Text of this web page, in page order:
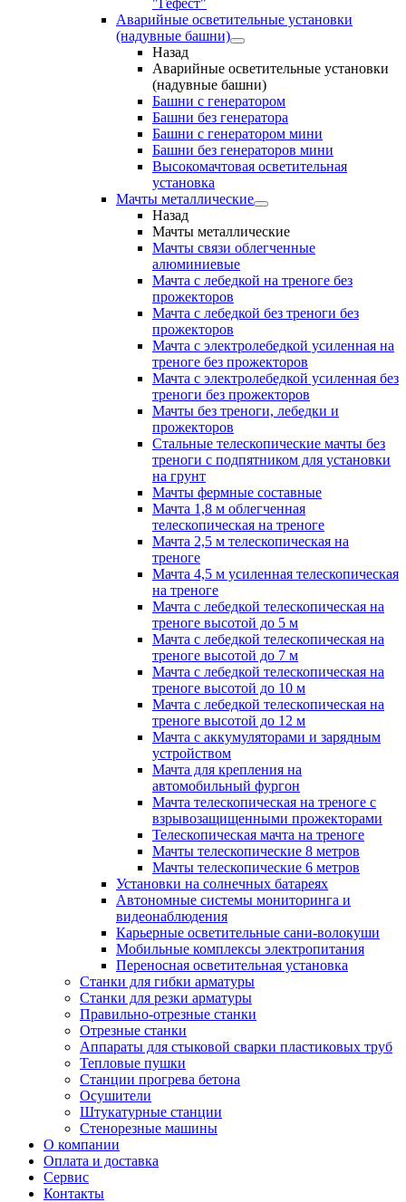
"Гефест"
Аварийные осветительные установки
(надувные башни)
Назад
Аварийные осветительные установки
(надувные башни)
Башни с генератором
Башни без генератора
Башни с генератором мини
Башни без генераторов мини
Высокомачтовая осветительная
установка
Мачты металлические
Назад
Мачты металлические
Мачты связи облегченные
алюминиевые
Мачта с лебедкой на треноге без
прожекторов
Мачта с лебедкой без треноги без
прожекторов
Мачта с электролебедкой усиленная на
треноге без прожекторов
Мачта с электролебедкой усиленная без
треноги без прожекторов
Мачты без треноги, лебедки и
прожекторов
Стальные телескопические мачты без
треноги с подпятником для установки
на грунт
Мачты фермные составные
Мачта 1,8 м облегченная
телескопическая на треноге
Мачта 2,5 м телескопическая на
треноге
Мачта 4,5 м усиленная телескопическая
на треноге
Мачта с лебедкой телескопическая на
треноге высотой до 5 м
Мачта с лебедкой телескопическая на
треноге высотой до 7 м
Мачта с лебедкой телескопическая на
треноге высотой до 10 м
Мачта с лебедкой телескопическая на
треноге высотой до 12 м
Мачта с аккумуляторами и зарядным
устройством
Мачта для крепления на
автомобильный фургон
Мачта телескопическая на треноге с
взрывозащищенными прожекторами
Телескопическая мачта на треноге
Мачты телескопические 8 метров
Мачты телескопические 6 метров
Установки на солнечных батареях
Автономные системы мониторинга и
видеонаблюдения
Карьерные осветительные сани-волокуши
Мобильные комплексы электропитания
Переносная осветительная установка
Станки для гибки арматуры
Станки для резки арматуры
Правильно-отрезные станки
Отрезные станки
Аппараты для стыковой сварки пластиковых труб
Тепловые пушки
Станции прогрева бетона
Осушители
Штукатурные станции
Стенорезные машины
О компании
Оплата и доставка
Сервис
Контакты